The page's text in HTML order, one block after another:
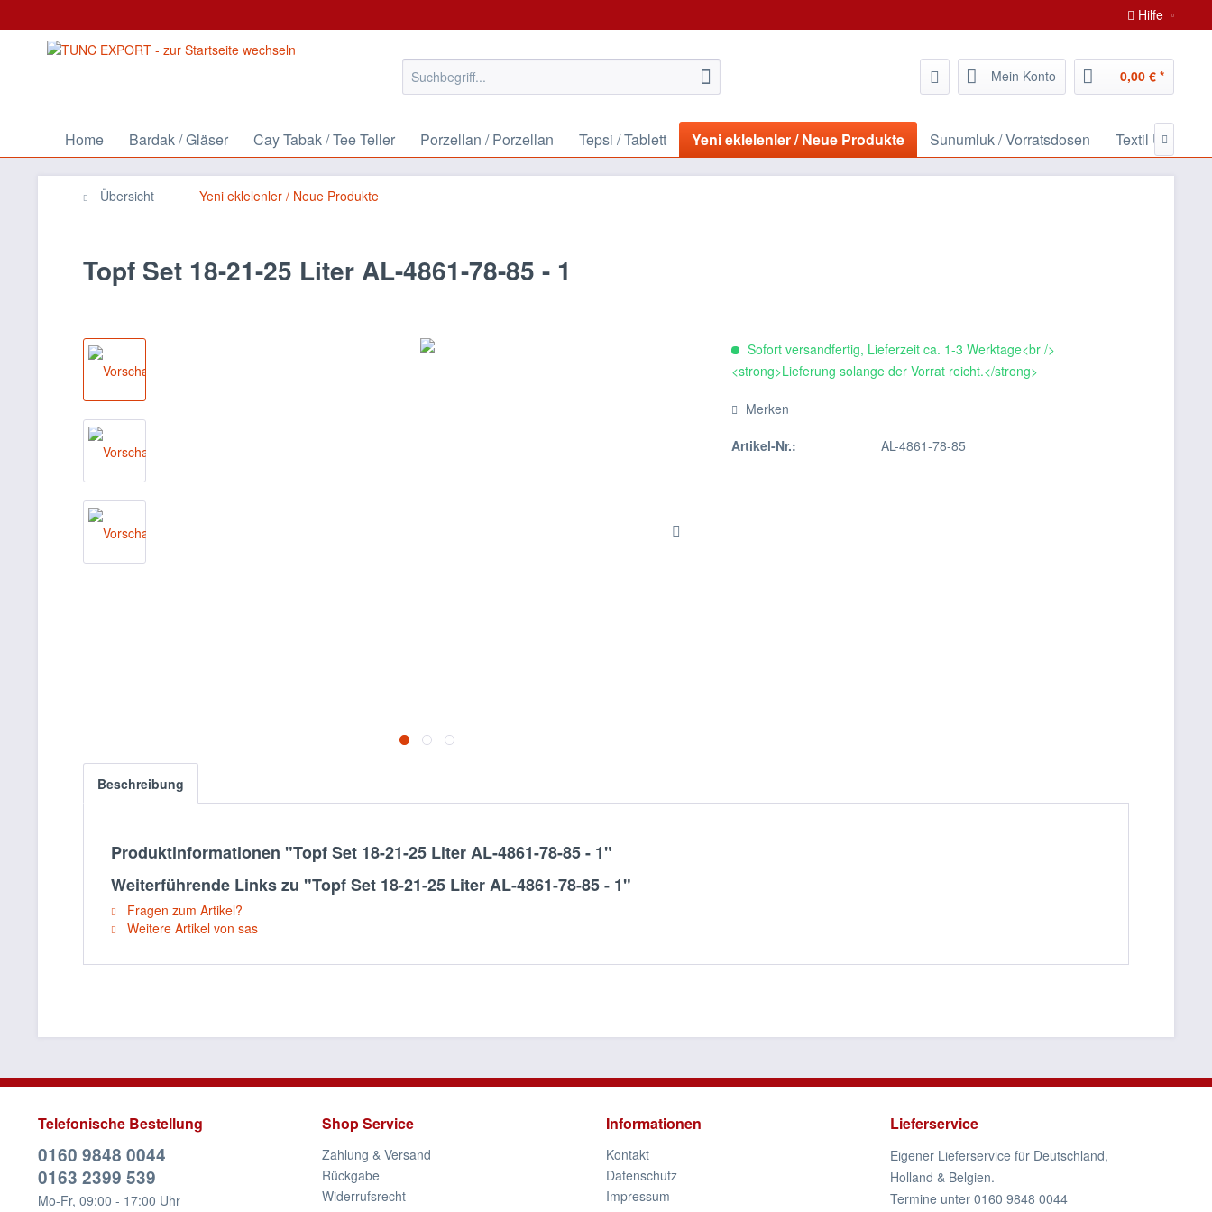
Hilfe
Mein Konto 0,00 € *
Home Bardak / Gläser Cay Tabak / Tee Teller Porzellan / Porzellan Tepsi / Tablett Yeni eklelenler / Neue Produkte Sunumluk / Vorratsdosen Textil Ürünleri

Übersicht Yeni eklelenler / Neue Produkte
Topf Set 18-21-25 Liter AL-4861-78-85 - 1
Sofort versandfertig, Lieferzeit ca. 1-3 Werktage<br />
<strong>Lieferung solange der Vorrat reicht.</strong>
Merken
Artikel-Nr.: AL-4861-78-85
Beschreibung
Produktinformationen "Topf Set 18-21-25 Liter AL-4861-78-85 - 1"
Weiterführende Links zu "Topf Set 18-21-25 Liter AL-4861-78-85 - 1"
Fragen zum Artikel?
Weitere Artikel von sas
Telefonische Bestellung
0160 9848 0044
0163 2399 539
Mo-Fr, 09:00 - 17:00 Uhr
Shop Service
Zahlung & Versand
Rückgabe
Widerrufsrecht
Informationen
Kontakt
Datenschutz
Impressum
Lieferservice
Eigener Lieferservice für Deutschland,
Holland & Belgien.
Termine unter 0160 9848 0044